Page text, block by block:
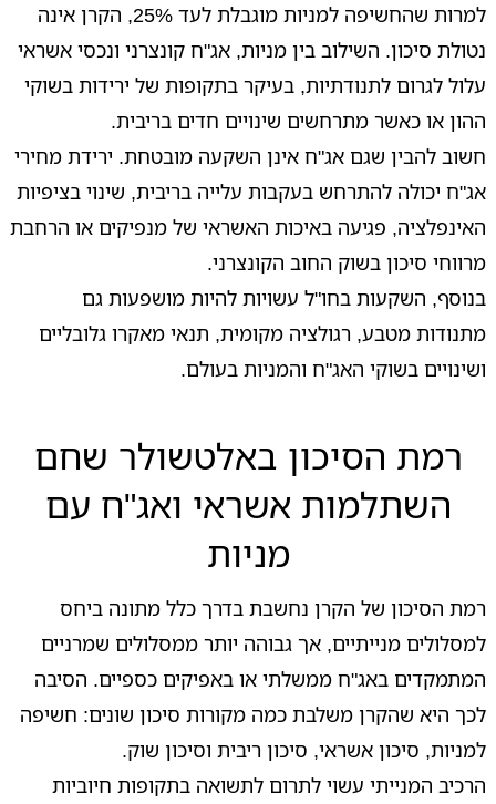
למרות שהחשיפה למניות מוגבלת לעד 25%, הקרן אינה
נטולת סיכון. השילוב בין מניות, אג"ח קונצרני ונכסי אשראי
עלול לגרום לתנודתיות, בעיקר בתקופות של ירידות בשוקי
ההון או כאשר מתרחשים שינויים חדים בריבית.
חשוב להבין שגם אג"ח אינן השקעה מובטחת. ירידת מחירי
אג"ח יכולה להתרחש בעקבות עלייה בריבית, שינוי בציפיות
האינפלציה, פגיעה באיכות האשראי של מנפיקים או הרחבת
מרווחי סיכון בשוק החוב הקונצרני.
בנוסף, השקעות בחו"ל עשויות להיות מושפעות גם
מתנודות מטבע, רגולציה מקומית, תנאי מאקרו גלובליים
ושינויים בשוקי האג"ח והמניות בעולם.
רמת הסיכון באלטשולר שחם
השתלמות אשראי ואג"ח עם
מניות
רמת הסיכון של הקרן נחשבת בדרך כלל מתונה ביחס
למסלולים מנייתיים, אך גבוהה יותר ממסלולים שמרניים
המתמקדים באג"ח ממשלתי או באפיקים כספיים. הסיבה
לכך היא שהקרן משלבת כמה מקורות סיכון שונים: חשיפה
למניות, סיכון אשראי, סיכון ריבית וסיכון שוק.
הרכיב המנייתי עשוי לתרום לתשואה בתקופות חיוביות